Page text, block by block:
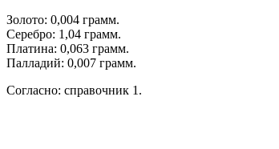
Золото: 0,004 грамм.
Серебро: 1,04 грамм.
Платина: 0,063 грамм.
Палладий: 0,007 грамм.
Согласно: справочник 1.